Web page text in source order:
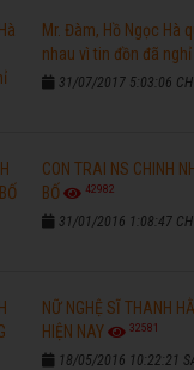
Mr. Đàm, Hồ Ngọc Hà
nhau vì tin đồn đã
31/07/2017 5:03:06 CH
CON TRAI NS CHINH
BỐ
42982
31/01/2016 1:08:47 CH
NỮ NGHỆ SĨ THANH
HIỆN NAY
32581
18/05/2016 10:22:21